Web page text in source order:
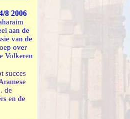
8 2006
aan de
van de
over
Volkeren
succes
de
en de